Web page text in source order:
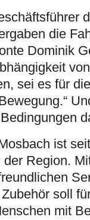
die
Dominik
sei es für
ist
Region.
soll
mit